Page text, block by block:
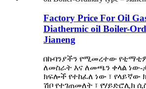
Factory Price For Oil
Diathermic oil Boiler-
Jianeng
በኩባንያችን የሚመረተው
ለመስራት እና ለመጫን ቀላል ነው-
ክፍሎች የተከፈለ ነው ፣ የላይኛው
ሽቦ የተገጠመለት ፣ የሃይድሮሊክ